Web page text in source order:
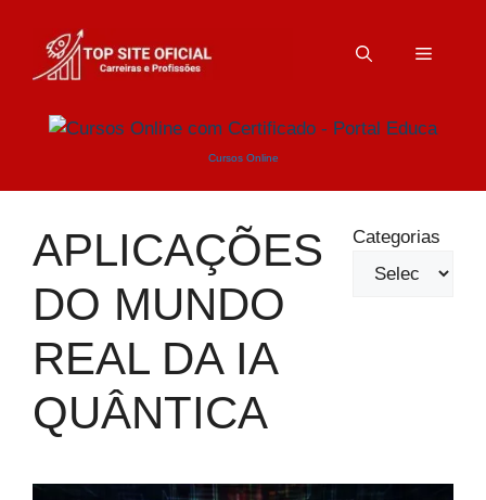
Menu
Cursos Online
APLICAÇÕES
DO MUNDO
REAL DA IA
QUÂNTICA
Categorias